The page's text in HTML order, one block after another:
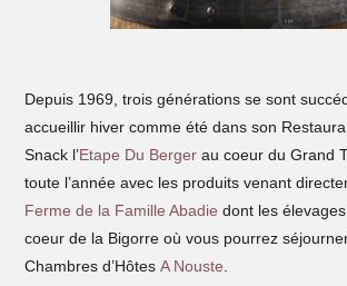
Depuis 1969, trois générations se sont
accueillir hiver comme été dans son
Snack l’Etape Du Berger au coeur du Grand
toute l’année avec les produits venant
Ferme de la Famille Abadie dont les
coeur de la Bigorre où vous pourrez
Chambres d’HôtesA Nouste